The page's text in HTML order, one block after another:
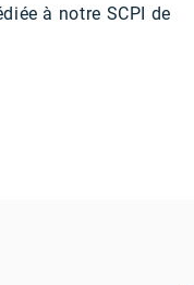
à notre SCPI de